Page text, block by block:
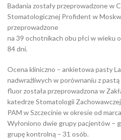
Badania zostały przeprowadzone w
Stomatologicznej Profident w
przeprowadzone
na 39 ochotnikach obu płci w wieku
84 dni.
Ocena kliniczno – ankietowa pasty
nadwrażliwych w porównaniu z pastą
fluor została przeprowadzona w
katedrze Stomatologii
PAM w Szczecinie w okresie od
Wyłoniono dwie grupy pacjentów –
grupę kontrolną – 31 osób.